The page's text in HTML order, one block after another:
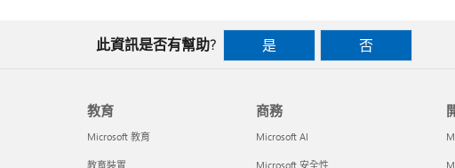
此資訊是否有幫助? 是 否
教育
Microsoft 教育
教育裝置
商務
Microsoft AI
Microsoft 安全性